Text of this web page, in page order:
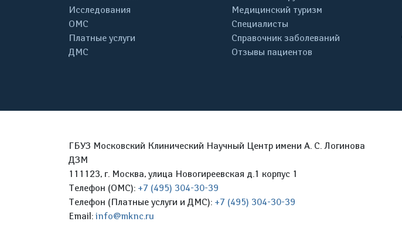
Исследования
ОМС
Платные услуги
ДМС
Медицинский туризм
Специалисты
Справочник заболеваний
Отзывы пациентов
ГБУЗ Московский Клинический Научный Центр имени А. С. Логинова
ДЗМ
111123, г. Москва, улица Новогиреевская д.1 корпус 1
Телефон (ОМС): +7 (495) 304-30-39
Телефон (Платные услуги и ДМС): +7 (495) 304-30-39
Email: info@mknc.ru